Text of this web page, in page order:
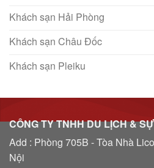
Khách sạn Hải Phòng
Khách sạn Châu Đốc
Khách sạn Pleiku
CÔNG TY TNHH DU LỊCH &
Add : Phòng 705B - Tòa Nhà
Nội